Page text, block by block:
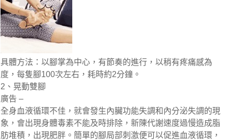
具體方法：以腳掌為中心，有節奏的進行，以稍有疼痛感為
度，每隻腳100次左右，耗時約2分鐘。
2、晃動雙腳
廣告 –
全身血液循環不佳，就會發生內臟功能失調和內分泌失調的現
象，會出現身體毒素不能及時排除，新陳代謝速度過慢造成脂
肪堆積，出現肥胖。簡單的腳局部刺激便可以促進血液循環，